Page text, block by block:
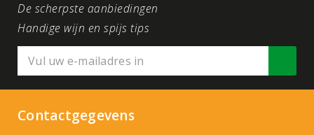
De scherpste aanbiedingen
Handige wijn en spijs tips
Contactgegevens